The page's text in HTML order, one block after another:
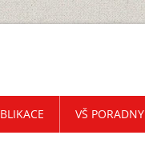
VŠ PORADNY